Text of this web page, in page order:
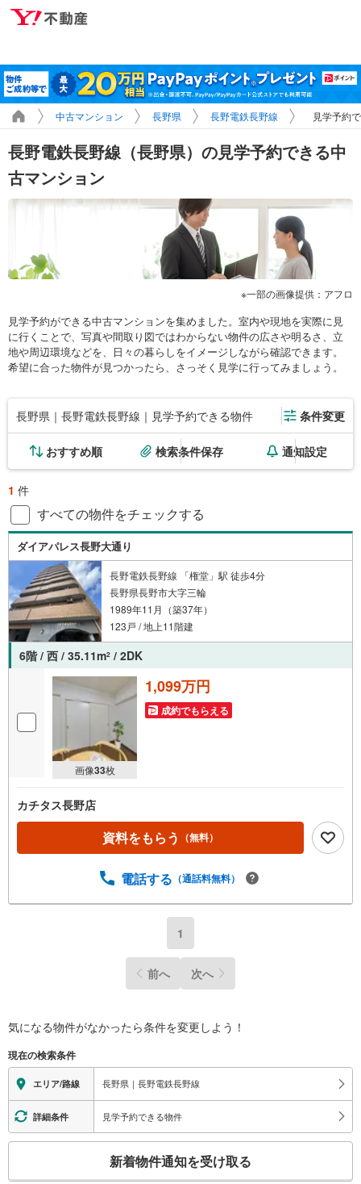
中古マンション 長野県 長野電鉄長野線 見学予約
長野電鉄長野線（長野県）の見学予約できる中
古マンション
一部の画像提供：アフロ
見学予約ができる中古マンションを集めました。室内や現地を実際に見
に行くことで、写真や間取り図ではわからない物件の広さや明るさ、立
地や周辺環境などを、日々の暮らしをイメージしながら確認できます。
希望に合った物件が見つかったら、さっそく見学に行ってみましょう。
長野県｜長野電鉄長野線｜見学予約できる物件 条件変更
おすすめ順 検索条件保存 通知設定
1 件
すべての物件をチェックする
ダイアパレス長野大通り
長野電鉄長野線 「権堂」駅 徒歩4分
長野県長野市大字三輪
1989年11月（築37年）
123戸 / 地上11階建
6階 / 西 / 35.11m2 / 2DK
画像33枚
1,099万円
成約でもらえる
カチタス長野店
資料をもらう （無料）
電話する （通話料無料）
1
前へ 次へ
気になる物件がなかったら条件を変更しよう！
現在の検索条件
エリア/路線 長野県｜長野電鉄長野線
詳細条件 見学予約できる物件
新着物件通知を受け取る